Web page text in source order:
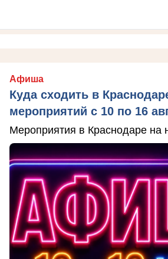
Афиша
Куда сходить в
мероприятий с 10 по 16
Мероприятия в Краснодаре на